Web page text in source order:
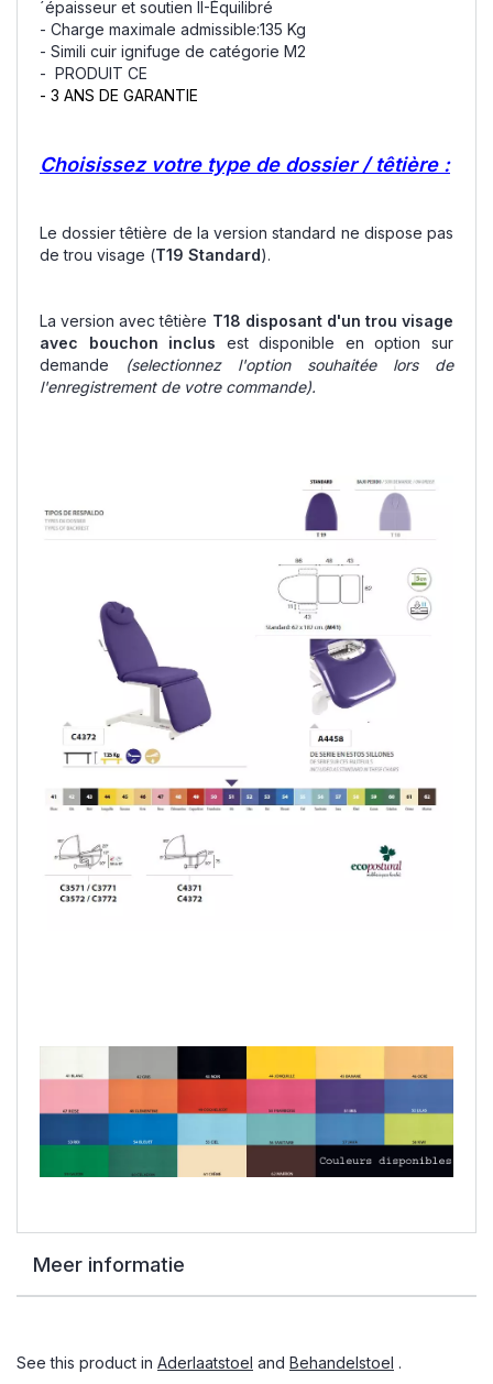
´épaisseur et soutien II-Équilibré
- Charge maximale admissible:135 Kg
- Simili cuir ignifuge de catégorie M2
- PRODUIT CE
- 3 ANS DE GARANTIE
Choisissez votre type de dossier / têtière :
Le dossier têtière de la version standard ne dispose pas
de trou visage (T19 Standard).
La version avec têtière T18 disposant d'un trou visage
avec bouchon inclus est disponible en option sur
demande
(selectionnez l'option souhaitée lors de
l'enregistrement de votre commande).
Meer informatie
See this product in Aderlaatstoel and Behandelstoel .